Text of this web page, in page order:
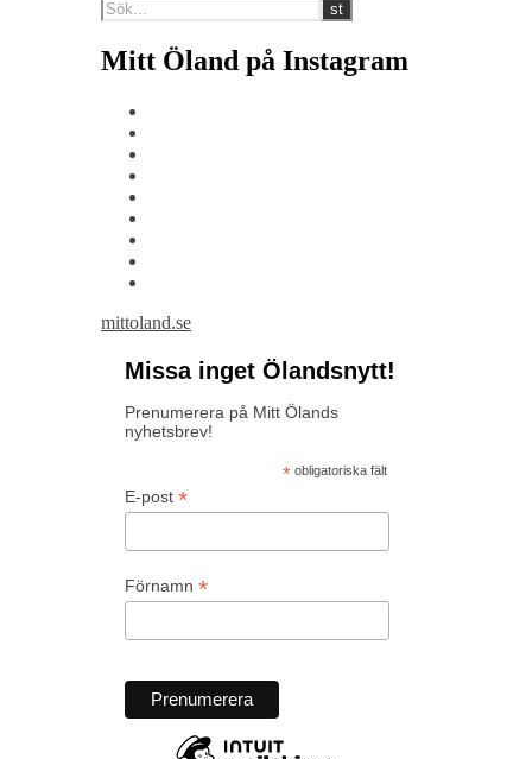
Mitt Öland på Instagram
mittoland.se
Missa inget Ölandsnytt!
Prenumerera på Mitt Ölands
nyhetsbrev!
*obligatoriska fält
E-post *
Förnamn *